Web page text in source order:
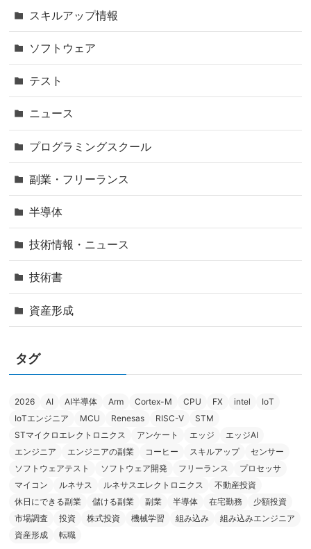
スキルアップ情報
ソフトウェア
テスト
ニュース
プログラミングスクール
副業・フリーランス
半導体
技術情報・ニュース
技術書
資産形成
タグ
2026 AI AI半導体 Arm Cortex-M CPU FX intel
IoT
IoTエンジニア
MCU Renesas RISC-V
STM
STマイクロエレクトロニクス
アンケート エッジ
エッジAI
エンジニア
エンジニアの副業 コーヒー スキルアップ
センサー
ソフトウェアテスト
ソフトウェア開発 フリーランス
プロセッサ
マイコン
ルネサス ルネサスエレクトロニクス
不動産投資
休日にできる副業
儲ける副業 副業 半導体 在宅勤務
少額投資
市場調査
投資 株式投資 機械学習 組み込み
組み込みエンジニア
資産形成
転職